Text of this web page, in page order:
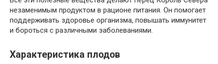
незаменимым продуктом в рационе питания. Он помогает
поддерживать здоровье организма, повышать иммунитет
и бороться с различными заболеваниями.
Характеристика плодов